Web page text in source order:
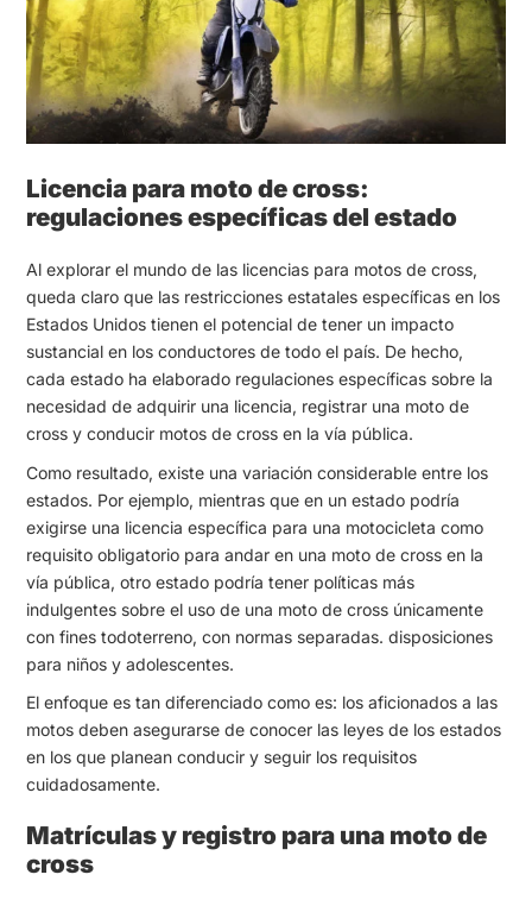
Licencia para moto de cross:
regulaciones específicas del estado
Al explorar el mundo de las licencias para motos de cross,
queda claro que las restricciones estatales específicas en los
Estados Unidos tienen el potencial de tener un impacto
sustancial en los conductores de todo el país. De hecho,
cada estado ha elaborado regulaciones específicas sobre la
necesidad de adquirir una licencia, registrar una moto de
cross y conducir motos de cross en la vía pública.
Como resultado, existe una variación considerable entre los
estados. Por ejemplo, mientras que en un estado podría
exigirse una licencia específica para una motocicleta como
requisito obligatorio para andar en una moto de cross en la
vía pública, otro estado podría tener políticas más
indulgentes sobre el uso de una moto de cross únicamente
con fines todoterreno, con normas separadas. disposiciones
para niños y adolescentes.
El enfoque es tan diferenciado como es: los aficionados a las
motos deben asegurarse de conocer las leyes de los estados
en los que planean conducir y seguir los requisitos
cuidadosamente.
Matrículas y registro para una moto de
cross